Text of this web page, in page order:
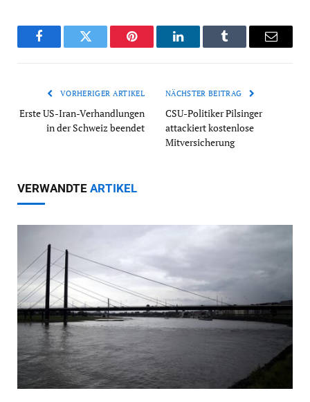
FacebookTwitter Pinterest LinkedInTumblr Email
VORHERIGER ARTIKEL
Erste US-Iran-Verhandlungen
in der Schweiz beendet
NÄCHSTER BEITRAG
CSU-Politiker Pilsinger
attackiert kostenlose
Mitversicherung
VERWANDTE ARTIKEL